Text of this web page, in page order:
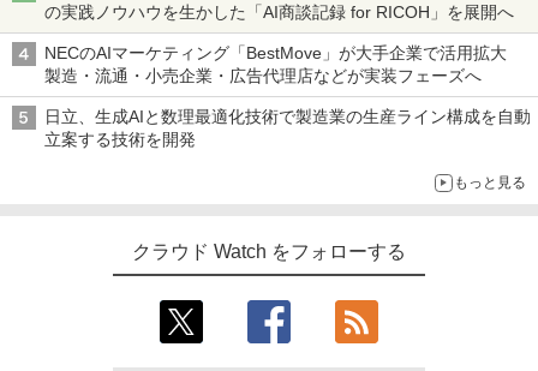
の実践ノウハウを生かした「AI商談記録 for RICOH」を展開へ
NECのAIマーケティング「BestMove」が大手企業で活用拡大
製造・流通・小売企業・広告代理店などが実装フェーズへ
日立、生成AIと数理最適化技術で製造業の生産ライン構成を自動
立案する技術を開発
もっと見る
クラウド Watch をフォローする